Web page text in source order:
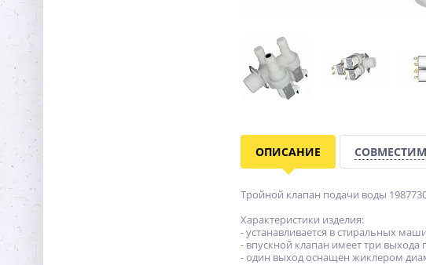
ОПИСАНИЕ
Тройной клапан подачи воды
Характеристики изделия:
- устанавливается в стиральных
- впускной клапан имеет три выхода
- один выход оснащен жиклером